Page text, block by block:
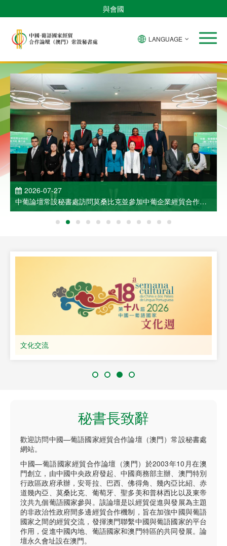
與會國
LANGUAGE
2026-07-27
中葡論壇常設秘書處訪問莫桑比克並參加中葡企業經貿合作洽
談會
文化交流
秘書長致辭
歡迎訪問中國—葡語國家經貿合作論壇（澳門）常設秘書處
網站。
中國—葡語國家經貿合作論壇（澳門）於2003年10月在澳
門創立，由中國中央政府發起、中國商務部主辦、澳門特別
行政區政府承辦，安哥拉、巴西、佛得角、幾內亞比紹、赤
道幾內亞、莫桑比克、葡萄牙、聖多美和普林西比以及東帝
汶共九個葡語國家參與。該論壇是以經貿促進與發展為主題
的非政治性政府間多邊經貿合作機制，旨在加強中國與葡語
國家之間的經貿交流，發揮澳門聯繫中國與葡語國家的平台
作用，促進中國內地、葡語國家和澳門特區的共同發展。論
壇永久會址設在澳門。